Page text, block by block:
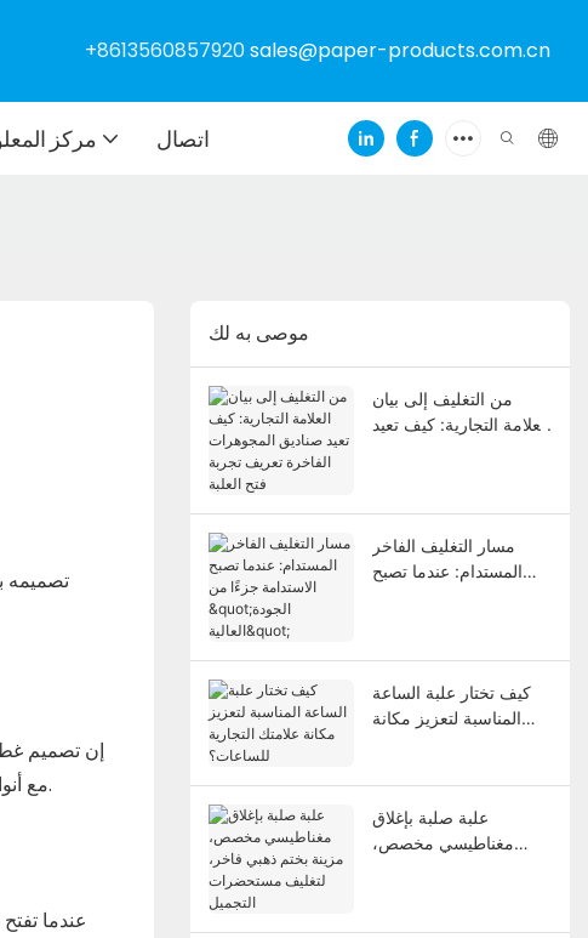
+8613560857920sales@paper-products.com.cn
مركز اتصال
تصميمه
إن تصميم
مع أنواع الصناديق المعقدة الأخرى، فإن صندوق الهدايا ذو الغطاء السماوي والأرضي يتم قبوله ومحبته بسهولة أكبر من قبل المستهلكين.
عندما
موصى به لك
من التغليف إلى بيان
العلامة التجارية: كيف تعيد
مسار التغليف الفاخر
المستدام: عندما تصبح
كيف تختار علبة الساعة
المناسبة لتعزيز مكانة
علبة صلبة بإغلاق
مغناطيسي مخصص،